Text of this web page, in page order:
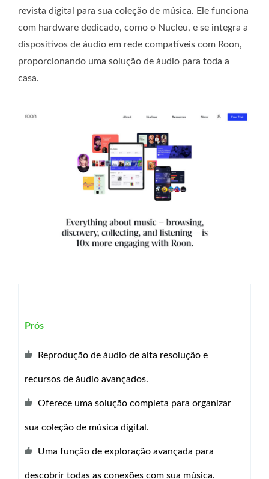
revista digital para sua coleção de música. Ele funciona
com hardware dedicado, como o Nucleu, e se integra a
dispositivos de áudio em rede compatíveis com Roon,
proporcionando uma solução de áudio para toda a
casa.
Prós
Reprodução de áudio de alta resolução e
recursos de áudio avançados.
Oferece uma solução completa para organizar
sua coleção de música digital.
Uma função de exploração avançada para
descobrir todas as conexões com sua música.